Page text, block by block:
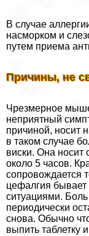
В случае
насморком и
путем приема
Причины, не
Чрезмерное
неприятный
причиной, носит
в таком случае
виски. Она носит
около 5 часов.
сопровождается
цефалгия
ситуациями.
периодически
снова. Обычно
выпить таблетку